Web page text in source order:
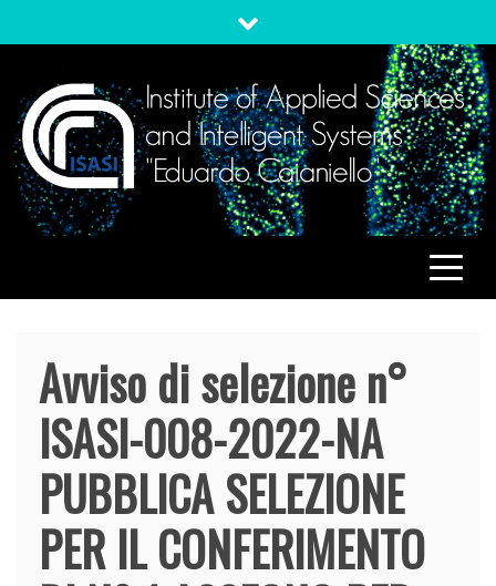
to
ISASIInstitute of Applied Sciences and Intelligent Systems
"Eduardo Caianiello"
Avviso di selezione n°
ISASI-008-2022-NA
PUBBLICA SELEZIONE
PER IL CONFERIMENTO